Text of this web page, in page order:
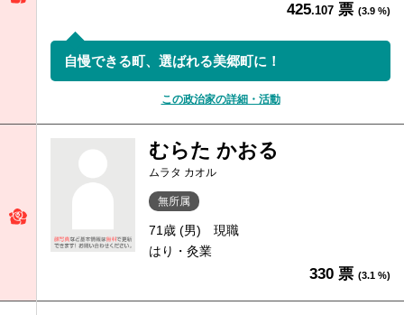
425.107 票 (3.9 %)
自慢できる町、選ばれる美郷町に！
この政治家の詳細・活動
むらた かおる
ムラタ カオル
無所属
71歳 (男)
現職
はり・灸業
330 票 (3.1 %)